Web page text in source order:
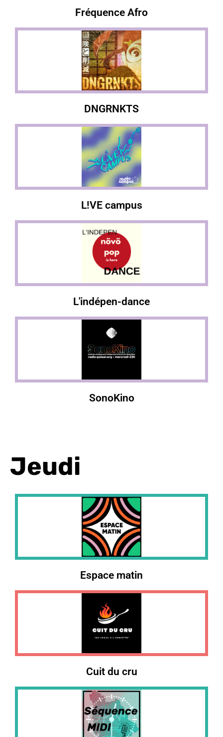
Fréquence Afro
DNGRNKTS
L!VE campus
L'indépen-dance
SonoKino
Jeudi
Espace matin
Cuit du cru